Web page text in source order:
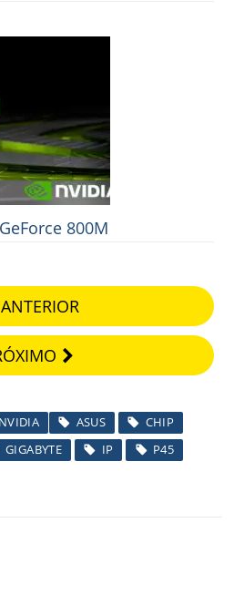
800M
ANTERIOR
NVIDIA ASUS
CHIP
GIGABYTE IP
P45